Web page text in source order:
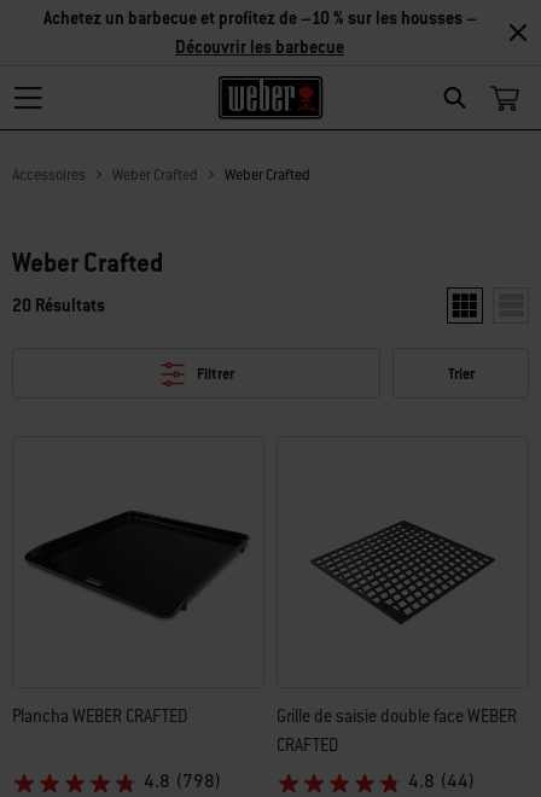
Search
Achetez un barbecue et profitez de –10 % sur les housses –
Découvrir les barbecue
Accessoires Weber Crafted Weber Crafted
Weber Crafted
20 Résultats Afficher
Filtrer Trier
Plancha WEBER CRAFTED ​
4.8 (798)
Grille de saisie double face WEBER
CRAFTED​
4.8 (44)